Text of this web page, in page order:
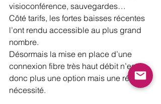
visioconférence, sauvegardes…
Côté tarifs, les fortes baisses récentes
l’ont rendu accessible au plus grand
nombre.
Désormais la mise en place d’une
connexion fibre très haut débit n’est
donc plus une option mais une réelle
nécessité.